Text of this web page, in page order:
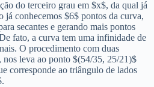
do terceiro grau em $x$, da qual já
já conhecemos $6$ pontos da curva,
secantes e gerando mais pontos
fato, a curva tem uma infinidade de
O procedimento com duas
nos leva ao ponto $(54/35, 25/21)$
corresponde ao triângulo de lados